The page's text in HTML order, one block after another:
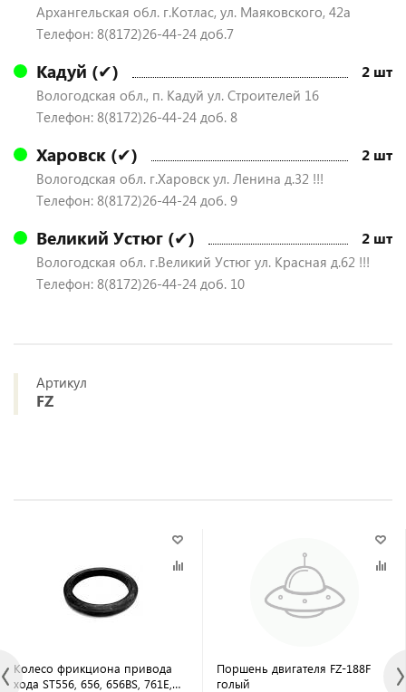
Архангельская обл. г.Котлас, ул. Маяковского, 42а
Телефон: 8(8172)26-44-24 доб.7
Кадуй (✔) 2 шт
Вологодская обл., п. Кадуй ул. Строителей 16
Телефон: 8(8172)26-44-24 доб. 8
Харовск (✔) 2 шт
Вологодская обл. г.Харовск ул. Ленина д.32 !!!
Телефон: 8(8172)26-44-24 доб. 9
Великий Устюг (✔) 2 шт
Вологодская обл. г.Великий Устюг ул. Красная д.62 !!!
Телефон: 8(8172)26-44-24 доб. 10
Артикул
FZ
Колесо фрикциона привода
хода ST556, 656, 656BS, 761Е,
Поршень двигателя FZ-188F
голый